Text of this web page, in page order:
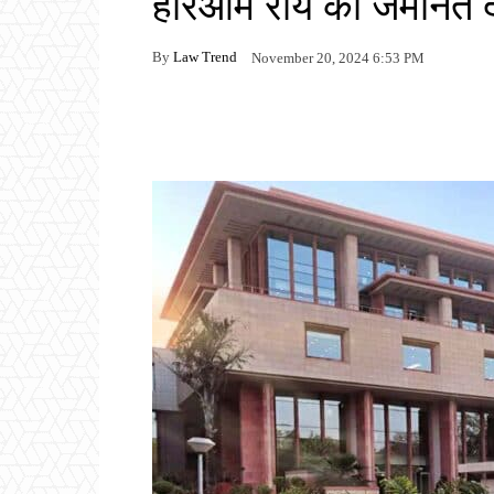
By Law Trend November 20, 2024 6:53 PM